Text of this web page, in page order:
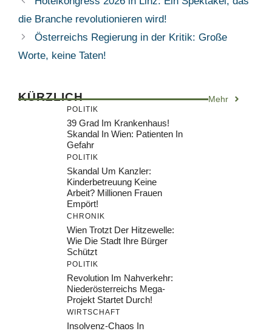
die Branche revolutionieren wird!
Österreichs Regierung in der Kritik: Große
Worte, keine Taten!
KÜRZLICH Mehr
POLITIK
39 Grad Im Krankenhaus!
Skandal In Wien: Patienten In
Gefahr
POLITIK
Skandal Um Kanzler:
Kinderbetreuung Keine
Arbeit? Millionen Frauen
Empört!
CHRONIK
Wien Trotzt Der Hitzewelle:
Wie Die Stadt Ihre Bürger
Schützt
POLITIK
Revolution Im Nahverkehr:
Niederösterreichs Mega-
Projekt Startet Durch!
WIRTSCHAFT
Insolvenz-Chaos In